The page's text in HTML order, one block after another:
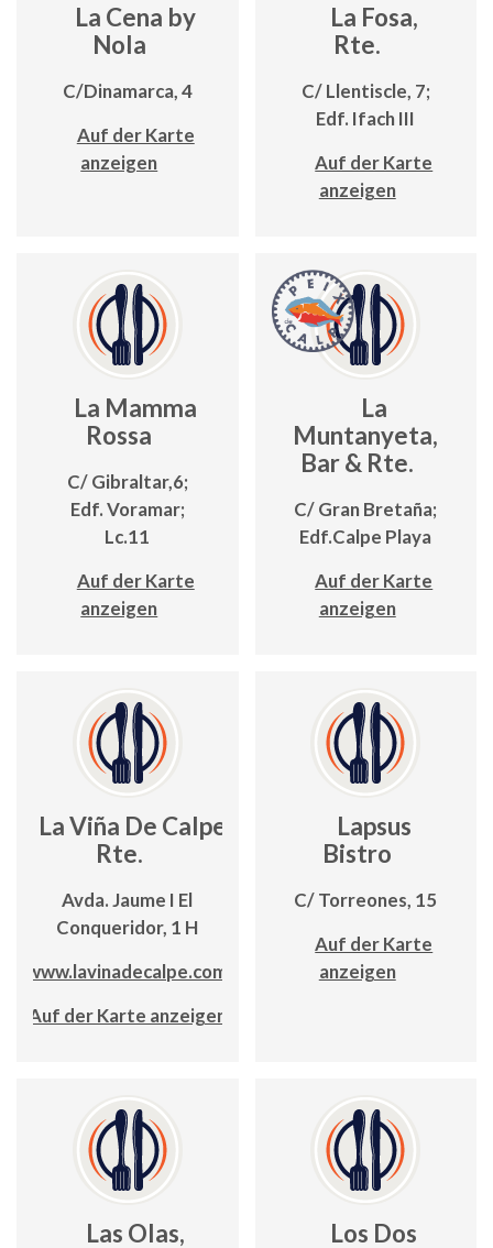
La Cena by
Nola
C/Dinamarca, 4
Auf der Karte
anzeigen
La Fosa,
Rte.
C/ Llentiscle, 7;
Edf. Ifach III
Auf der Karte
anzeigen
La Mamma
Rossa
C/ Gibraltar,6;
Edf. Voramar;
Lc.11
Auf der Karte
anzeigen
La
Muntanyeta,
Bar & Rte.
C/ Gran Bretaña;
Edf.Calpe Playa
Auf der Karte
anzeigen
La Viña De Calpe,
Rte.
Avda. Jaume I El
Conqueridor, 1 H
www.lavinadecalpe.com
Auf der Karte anzeigen
Lapsus
Bistro
C/ Torreones, 15
Auf der Karte
anzeigen
Las Olas,
Los Dos